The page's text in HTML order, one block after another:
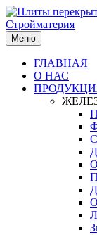
Меню
ГЛАВНАЯ
О НАС